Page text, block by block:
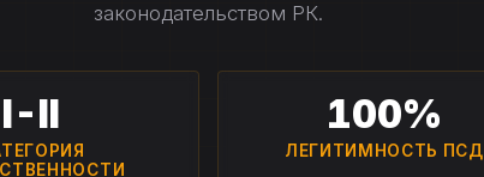
законодательством РК.
I-II 100%
ЛЕГИТИМНОСТЬ ПСД